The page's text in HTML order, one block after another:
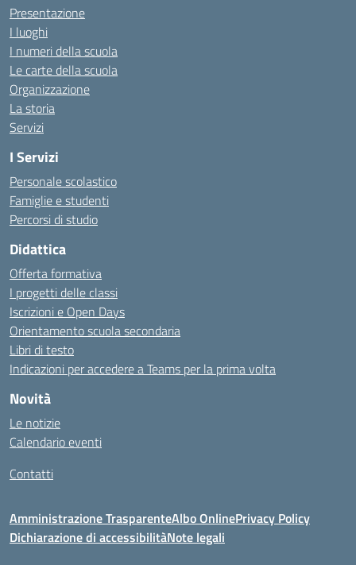
Presentazione
I luoghi
I numeri della scuola
Le carte della scuola
Organizzazione
La storia
Servizi
I Servizi
Personale scolastico
Famiglie e studenti
Percorsi di studio
Didattica
Offerta formativa
I progetti delle classi
Iscrizioni e Open Days
Orientamento scuola secondaria
Libri di testo
Indicazioni per accedere a Teams per la prima volta
Novità
Le notizie
Calendario eventi
Contatti
Amministrazione TrasparenteAlbo OnlinePrivacy Policy
Dichiarazione di accessibilitàNote legali